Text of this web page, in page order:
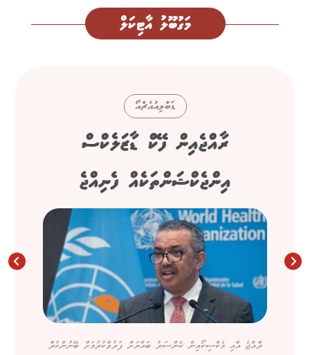
މަގުބޫލު އާޓިކަލް
ޑަބްލިއުއެޗްއޯ
ރާއްޖެއިން ފޭކް ޑާޒަލެކްސް
އިންޖެކްޝަންތަކެއް ފެނިއްޖެ
ރާއްޖެ އާއި މެކްސިކޯއިން ކެންސަރު ބައްޔަށް ފަރުވާކުރުމަށް ބޭނުންކުރާ